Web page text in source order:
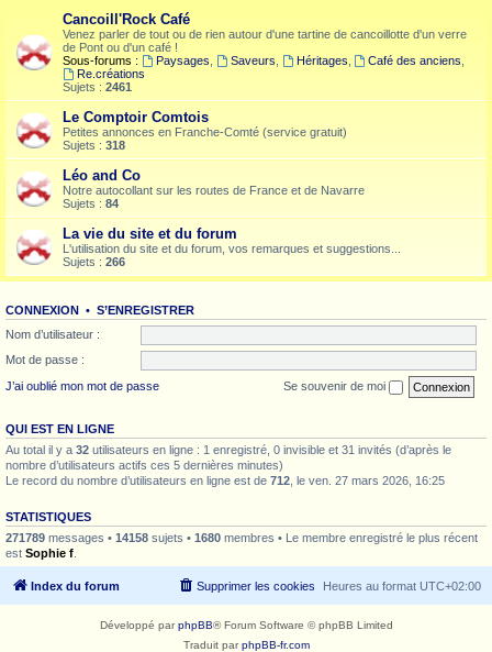
Cancoill'Rock Café
Venez parler de tout ou de rien autour d'une tartine de cancoillotte d'un verre
de Pont ou d'un café !
Sous-forums :
Paysages Saveurs Héritages Café des anciens
Re.créations
Sujets : 2461
Le Comptoir Comtois
Petites annonces en Franche-Comté (service gratuit)
Sujets : 318
Léo and Co
Notre autocollant sur les routes de France et de Navarre
Sujets : 84
La vie du site et du forum
L'utilisation du site et du forum, vos remarques et suggestions...
Sujets : 266
CONNEXION • S’ENREGISTRER
Nom d’utilisateur :
Mot de passe :
J’ai oublié mon mot de passe
Se souvenir de moi
QUI EST EN LIGNE
Au total il y a 32 utilisateurs en ligne : 1 enregistré, 0 invisible et 31 invités (d’après le
nombre d’utilisateurs actifs ces 5 dernières minutes)
Le record du nombre d’utilisateurs en ligne est de 712 , le ven. 27 mars 2026, 16:25
STATISTIQUES
271789 messages • 14158 sujets • 1680 membres • Le membre enregistré le plus récent
est Sophie f
Index du forum Heures au format UTC+02:00
Supprimer les cookies
Développé parphpBB® Forum Software © phpBB Limited
Traduit parphpBB-fr.com